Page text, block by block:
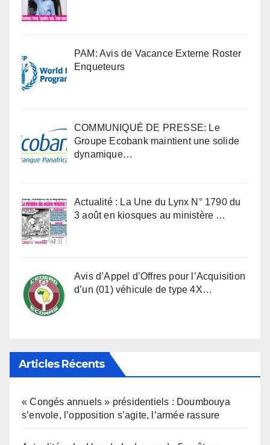
PAM: Avis de Vacance Externe Roster
Enqueteurs
COMMUNIQUÉ DE PRESSE: Le
Groupe Ecobank maintient une solide
dynamique…
Actualité : La Une du Lynx N° 1790 du
3 août en kiosques au ministère …
Avis d’Appel d’Offres pour l’Acquisition
d’un (01) véhicule de type 4X…
Articles Récents
« Congés annuels » présidentiels : Doumbouya
s’envole, l’opposition s’agite, l’armée rassure